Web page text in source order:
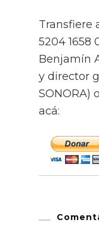
Transfiere
5204 1658
Benjamín
y director
SONORA)
acá: